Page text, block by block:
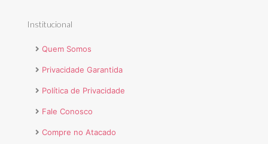
Institucional
Quem Somos
Privacidade Garantida
Política de Privacidade
Fale Conosco
Compre no Atacado